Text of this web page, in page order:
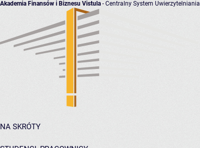
Akademia Finansów i Biznesu Vistula - Centralny System Uwierzytelniania
NA SKRÓTY